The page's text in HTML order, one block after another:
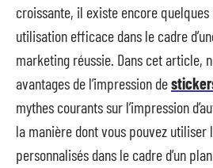
croissante, il existe encore
utilisation efficace dans le cadre
marketing réussie. Dans cet article,
avantages de l’impression de
mythes courants sur l’impression
la manière dont vous pouvez utiliser
personnalisés dans le cadre d’un